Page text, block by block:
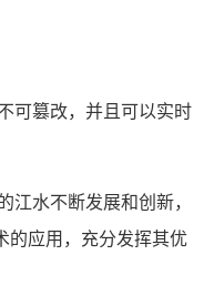
可篡改，并且可以实时
水不断发展和创新，
的应用，充分发挥其优